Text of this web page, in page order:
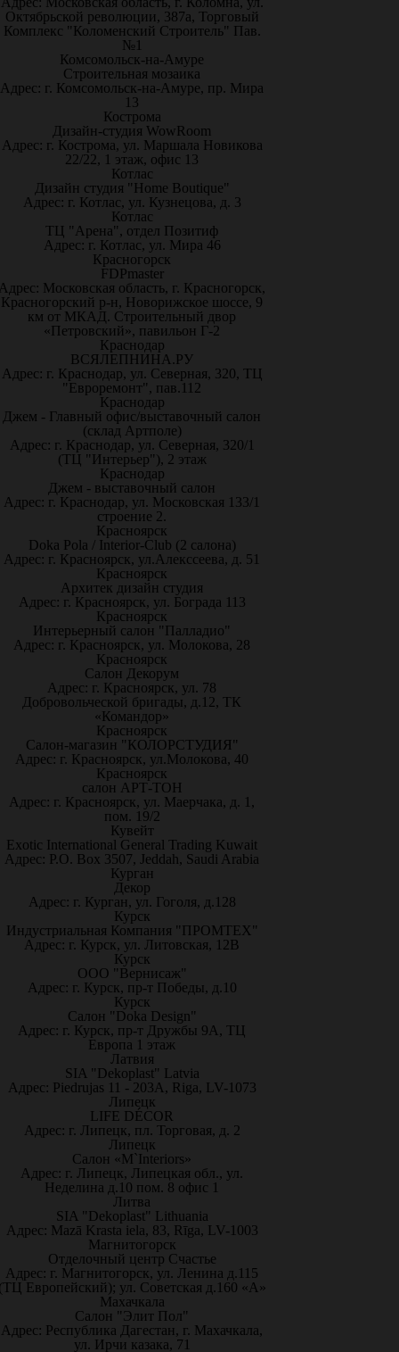
Октябрьской революции, 387а, Торговый
Комплекс "Коломенский Строитель" Пав.
№1
Комсомольск-на-Амуре
Строительная мозаика
Адрес: г. Комсомольск-на-Амуре, пр. Мира
13
Кострома
Дизайн-студия WowRoom
Адрес: г. Кострома, ул. Маршала Новикова
22/22, 1 этаж, офис 13
Котлас
Дизайн студия "Home Boutique"
Адрес: г. Котлас, ул. Кузнецова, д. 3
Котлас
ТЦ "Арена", отдел Позитиф
Адрес: г. Котлас, ул. Мира 46
Красногорск
FDPmaster
Московская область, г. Красногорск,
Красногорский р-н, Новорижское шоссе, 9
км от МКАД. Строительный двор
«Петровский», павильон Г-2
Краснодар
ВСЯЛЕПНИНА.РУ
Адрес: г. Краснодар, ул. Северная, 320, ТЦ
"Евроремонт", пав.112
Краснодар
Джем - Главный офис/выставочный салон
(склад Артполе)
Адрес: г. Краснодар, ул. Северная, 320/1
(ТЦ "Интерьер"), 2 этаж
Краснодар
Джем - выставочный салон
Адрес: г. Краснодар, ул. Московская 133/1
строение 2.
Красноярск
Doka Pola / Interior-Club (2 салона)
Адрес: г. Красноярск, ул.Алекссеева, д. 51
Красноярск
Архитек дизайн студия
Адрес: г. Красноярск, ул. Бограда 113
Красноярск
Интерьерный салон "Палладио"
Адрес: г. Красноярск, ул. Молокова, 28
Красноярск
Салон Декорум
Адрес: г. Красноярск, ул. 78
Добровольческой бригады, д.12, ТК
«Командор»
Красноярск
Салон-магазин "КОЛОРСТУДИЯ"
Адрес: г. Красноярск, ул.Молокова, 40
Красноярск
салон АРТ-ТОН
Адрес: г. Красноярск, ул. Маерчака, д. 1,
пом. 19/2
Кувейт
Exotic International General Trading Kuwait
Адрес: P.O. Box 3507, Jeddah, Saudi Arabia
Курган
Декор
Адрес: г. Курган, ул. Гоголя, д.128
Курск
Индустриальная Компания "ПРОМТЕХ"
Адрес: г. Курск, ул. Литовская, 12В
Курск
ООО "Вернисаж"
Адрес: г. Курск, пр-т Победы, д.10
Курск
Салон "Doka Design"
Адрес: г. Курск, пр-т Дружбы 9А, ТЦ
Европа 1 этаж
Латвия
SIA "Dekoplast" Latvia
Адрес: Piedrujas 11 - 203A, Riga, LV-1073
Липецк
LIFE DÉCOR
Адрес: г. Липецк, пл. Торговая, д. 2
Липецк
Салон «M`Interiors»
Адрес: г. Липецк, Липецкая обл., ул.
Неделина д.10 пом. 8 офис 1
Литва
SIA "Dekoplast" Lithuania
Адрес: Mazā Krasta iela, 83, Rīga, LV-1003
Магнитогорск
Отделочный центр Счастье
Адрес: г. Магнитогорск, ул. Ленина д.115
Европейский); ул. Советская д.160 «А»
Махачкала
Салон "Элит Пол"
Адрес: Республика Дагестан, г. Махачкала,
ул. Ирчи казака, 71